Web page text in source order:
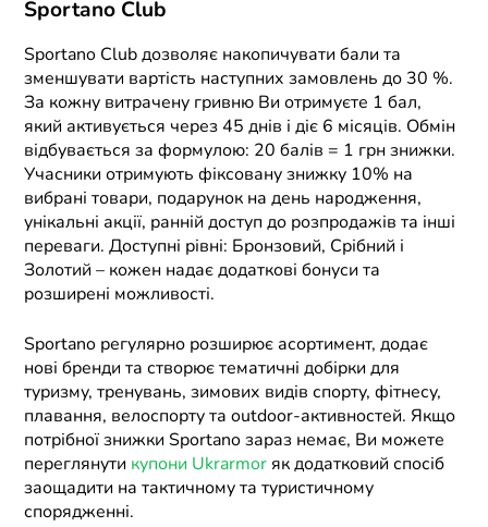
Sportano Club
Sportano Club дозволяє накопичувати бали та
зменшувати вартість наступних замовлень до 30 %.
За кожну витрачену гривню Ви отримуєте 1 бал,
який активується через 45 днів і діє 6 місяців. Обмін
відбувається за формулою: 20 балів = 1 грн знижки.
Учасники отримують фіксовану знижку 10% на
вибрані товари, подарунок на день народження,
унікальні акції, ранній доступ до розпродажів та інші
переваги. Доступні рівні: Бронзовий, Срібний і
Золотий – кожен надає додаткові бонуси та
розширені можливості.
Sportano регулярно розширює асортимент, додає
нові бренди та створює тематичні добірки для
туризму, тренувань, зимових видів спорту, фітнесу,
плавання, велоспорту та outdoor-активностей. Якщо
потрібної знижки Sportano зараз немає, Ви можете
переглянути купони Ukrarmor як додатковий спосіб
заощадити на тактичному та туристичному
спорядженні.